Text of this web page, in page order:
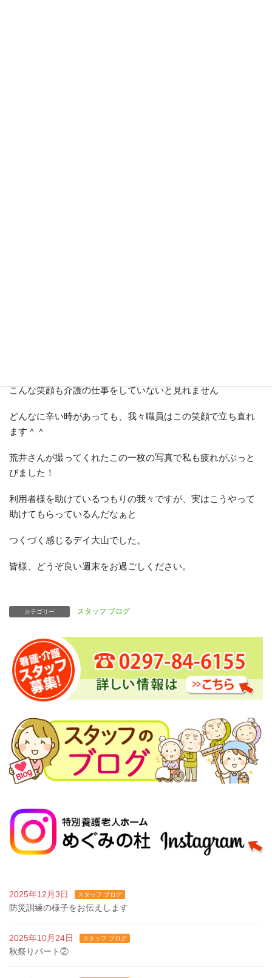
こんな笑顔も介護の仕事をしていないと見れません
どんなに辛い時があっても、我々職員はこの笑顔で立ち直れ
ます＾＾
荒井さんが撮ってくれたこの一枚の写真で私も疲れがぶっと
びました！
利用者様を助けているつもりの我々ですが、実はこうやって
助けてもらっているんだなぁと
つくづく感じるデイ大山でした。
皆様、どうぞ良い週末をお過ごしください。
カテゴリー スタッフ ブログ
2025年12月3日 スタッフ ブログ
防災訓練の様子をお伝えします
2025年10月24日 スタッフ ブログ
秋祭りパート②